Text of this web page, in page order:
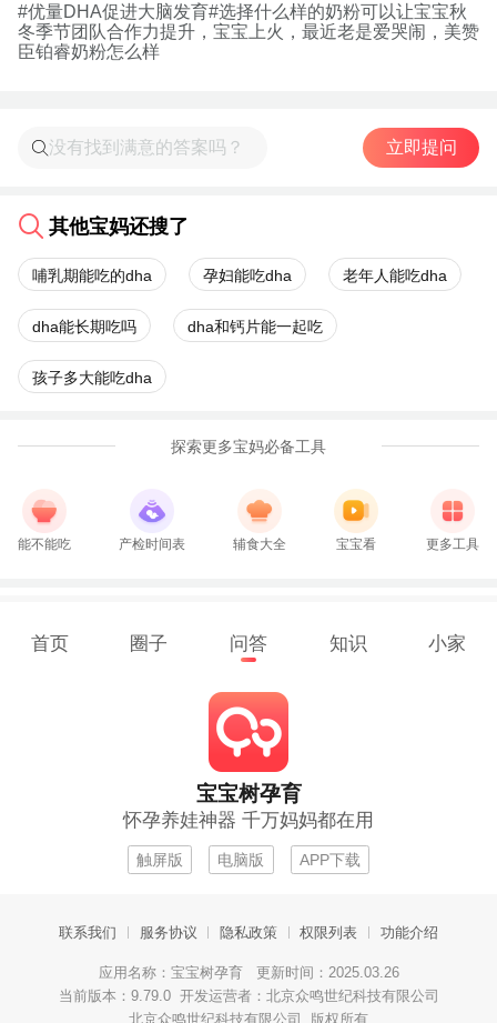
#优量DHA促进大脑发育#选择什么样的奶粉可以让宝宝秋
冬季节团队合作力提升，宝宝上火，最近老是爱哭闹，美赞
臣铂睿奶粉怎么样
立即提问
其他宝妈还搜了
哺乳期能吃的dha 孕妇能吃dha 老年人能吃dha
dha能长期吃吗 dha和钙片能一起吃
孩子多大能吃dha
探索更多宝妈必备工具
能不能吃 产检时间表 辅食大全 宝宝看 更多工具
首页 圈子 问答 知识 小家
宝宝树孕育
怀孕养娃神器 千万妈妈都在用
触屏版 电脑版 APP下载
联系我们 服务协议 隐私政策 权限列表 功能介绍
应用名称：宝宝树孕育 更新时间：2025.03.26
当前版本：9.79.0 开发运营者：北京众鸣世纪科技有限公司
北京众鸣世纪科技有限公司 版权所有